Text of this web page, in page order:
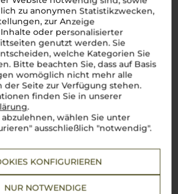
zu anonymen Statistikzwecken,
zur Anzeige
oder personalisierter
genutzt werden. Sie
welche Kategorien Sie
Bitte beachten Sie, dass auf Basis
womöglich nicht mehr alle
Seite zur Verfügung stehen.
finden Sie in unserer
.
abzulehnen, wählen Sie unter
ausschließlich "notwendig".
KONFIGURIEREN
NUR NOTWENDIGE